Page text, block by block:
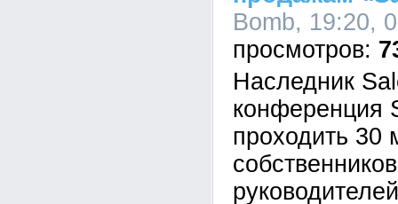
Bomb, 19:20,
Наследник
конференция
проходить 30